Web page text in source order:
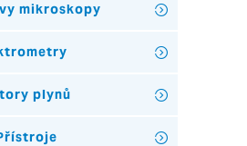
mikroskopy
plynů